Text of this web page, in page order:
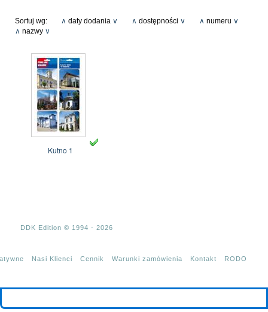
Sortuj wg: ∧ daty dodania ∨ ∧ dostępności ∨ ∧ numeru ∨
∧ nazwy ∨
Kutno 1
DDK Edition © 1994 - 2026
Nasi Klienci Cennik Warunki zamówienia Kontakt RODO